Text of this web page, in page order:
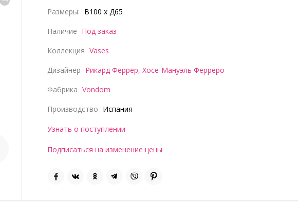
Размеры: В100 x Д65
Наличие Под заказ
Коллекция Vases
Дизайнер Рикард Феррер,Хосе-Мануэль Ферреро
Фабрика Vondom
Производство Испания
Узнать о поступлении
Подписаться на изменение цены